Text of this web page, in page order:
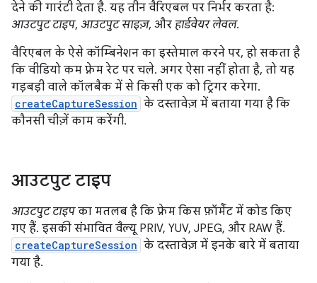
देने की गारंटी देता है. यह तीन वैरिएबल पर निर्भर करता है:
आउटपुट टाइप, आउटपुट साइज़, और हार्डवेयर लेवल.
वैरिएबल के ऐसे कॉम्बिनेशन का इस्तेमाल करने पर, हो सकता है
कि वीडियो कम फ़्रेम रेट पर चले. अगर ऐसा नहीं होता है, तो यह
गड़बड़ी वाले कॉलबैक में से किसी एक को ट्रिगर करेगा.
createCaptureSession के दस्तावेज़ में बताया गया है कि
कौनसी चीज़ें काम करेंगी.
आउटपुट टाइप
आउटपुट टाइपका मतलब है कि फ़्रेम किस फ़ॉर्मैट में कोड किए
गए हैं. इसकी संभावित वैल्यू PRIV, YUV, JPEG, और RAW हैं.
createCaptureSession के दस्तावेज़ में इनके बारे में बताया
गया है.